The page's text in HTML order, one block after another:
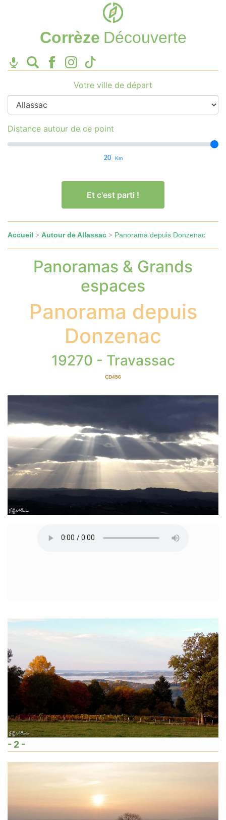
Corrèze Découverte
Votre ville de départ
Distance autour de ce point
20 Km
Et c'est parti !
Accueil > Autour de Allassac > Panorama depuis Donzenac
Panoramas & Grands
espaces
Panorama depuis
Donzenac
19270 - Travassac
CD456
- 2 -